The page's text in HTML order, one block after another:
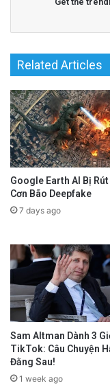
Related Articles
Google Earth AI Bị Rút
Cơn Bão Deepfake
7 days ago
Sam Altman Dành 3
TikTok: Câu Chuyện
Đằng Sau!
1 week ago